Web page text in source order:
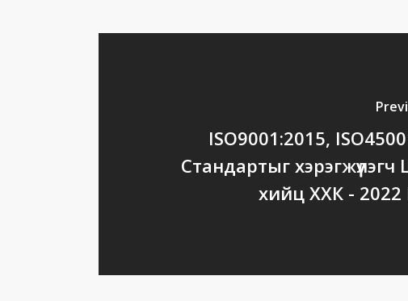
ISO9001:2015,
Стандартыг
хийц ХХК - 2022